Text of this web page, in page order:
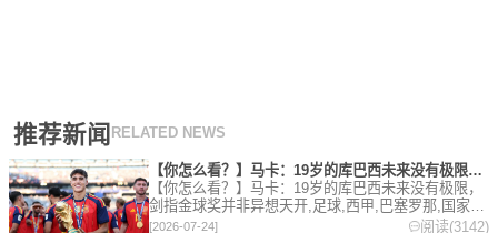
推荐新闻 RELATED NEWS
【你怎么看？】马卡：19岁的库巴西未来没有极限，剑指金球奖并
【你怎么看？】马卡：19岁的库巴西未来没有极限，
剑指金球奖并非异想天开,足球,西甲,巴塞罗那,国家
队,世界杯,西班牙。欢迎收藏本站，24小时为你更新
[2026-07-24] 阅读(3142)